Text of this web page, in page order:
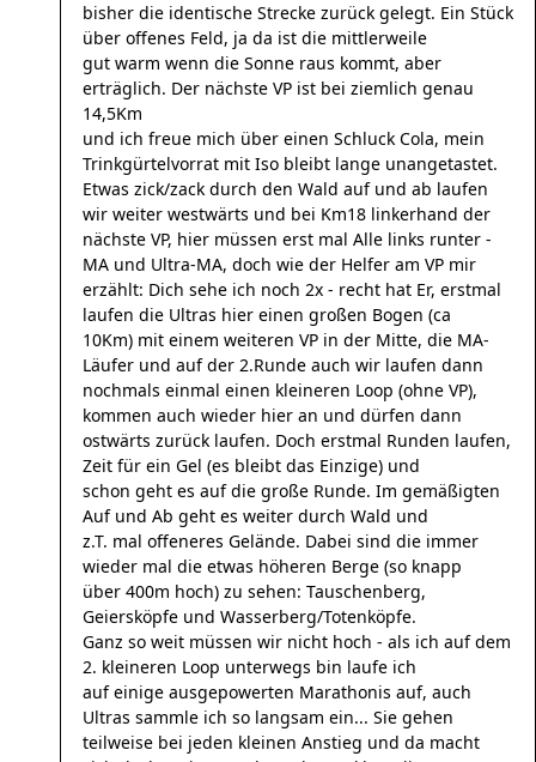
bisher die identische Strecke zurück gelegt. Ein Stück
über offenes Feld, ja da ist die mittlerweile
gut warm wenn die Sonne raus kommt, aber
erträglich. Der nächste VP ist bei ziemlich genau
14,5Km
und ich freue mich über einen Schluck Cola, mein
Trinkgürtelvorrat mit Iso bleibt lange unangetastet.
Etwas zick/zack durch den Wald auf und ab laufen
wir weiter westwärts und bei Km18 linkerhand der
nächste VP, hier müssen erst mal Alle links runter -
MA und Ultra-MA, doch wie der Helfer am VP mir
erzählt: Dich sehe ich noch 2x - recht hat Er, erstmal
laufen die Ultras hier einen großen Bogen (ca
10Km) mit einem weiteren VP in der Mitte, die MA-
Läufer und auf der 2.Runde auch wir laufen dann
nochmals einmal einen kleineren Loop (ohne VP),
kommen auch wieder hier an und dürfen dann
ostwärts zurück laufen. Doch erstmal Runden laufen,
Zeit für ein Gel (es bleibt das Einzige) und
schon geht es auf die große Runde. Im gemäßigten
Auf und Ab geht es weiter durch Wald und
z.T. mal offeneres Gelände. Dabei sind die immer
wieder mal die etwas höheren Berge (so knapp
über 400m hoch) zu sehen: Tauschenberg,
Geiersköpfe und Wasserberg/Totenköpfe.
Ganz so weit müssen wir nicht hoch - als ich auf dem
2. kleineren Loop unterwegs bin laufe ich
auf einige ausgepowerten Marathonis auf, auch
Ultras sammle ich so langsam ein... Sie gehen
teilweise bei jeden kleinen Anstieg und da macht